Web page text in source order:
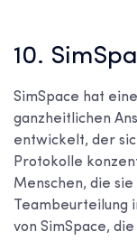
10.
SimSpace hat
ganzheitlichen
entwickelt, der
Protokolle
Menschen, die
Teambeurteilung
von SimSpace,